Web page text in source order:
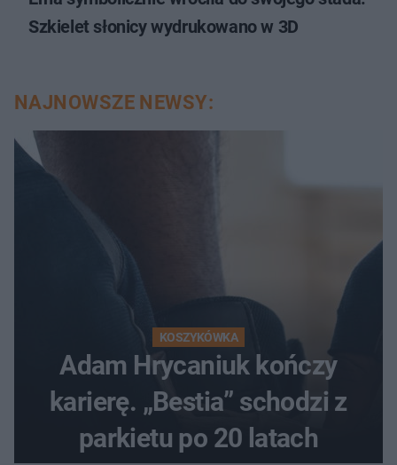
Szkielet słonicy wydrukowano w 3D
NAJNOWSZE NEWSY:
KOSZYKÓWKA
Adam Hrycaniuk kończy
karierę. „Bestia” schodzi z
parkietu po 20 latach